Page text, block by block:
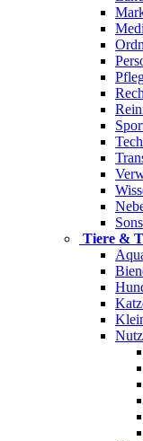
Tiere &